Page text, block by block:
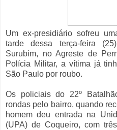
Um ex-presidiário sofreu
tarde dessa terça-feira
Surubim, no Agreste de
Polícia Militar, a vítima já
São Paulo por roubo.
Os policiais do 22º
rondas pelo bairro, quando
homem deu entrada na
(UPA) de Coqueiro, com